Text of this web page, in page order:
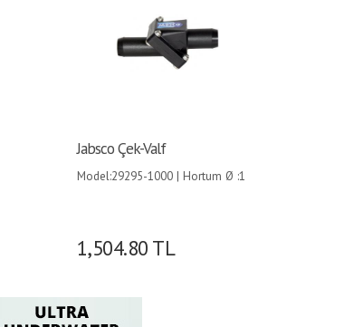
Jabsco Çek-Valf
Model:29295-1000 | Hortum Ø :1
1,504.80 TL